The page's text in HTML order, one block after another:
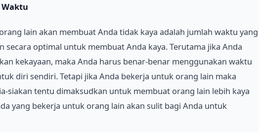
lain akan membuat Anda tidak kaya adalah jumlah waktu yang
secara optimal untuk membuat Anda kaya. Terutama jika Anda
kekayaan, maka Anda harus benar-benar menggunakan waktu
diri sendiri. Tetapi jika Anda bekerja untuk orang lain maka
siakan tentu dimaksudkan untuk membuat orang lain lebih kaya
yang bekerja untuk orang lain akan sulit bagi Anda untuk